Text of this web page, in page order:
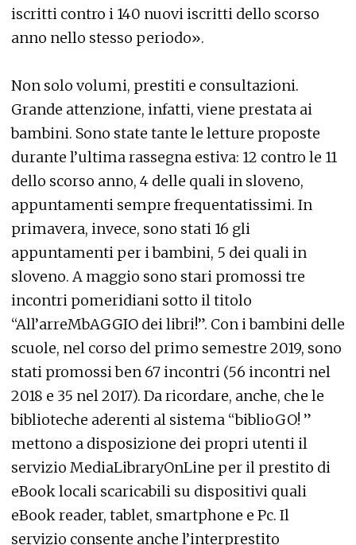
iscritti contro i 140 nuovi iscritti dello scorso
anno nello stesso periodo».
Non solo volumi, prestiti e consultazioni.
Grande attenzione, infatti, viene prestata ai
bambini. Sono state tante le letture proposte
durante l’ultima rassegna estiva: 12 contro le 11
dello scorso anno, 4 delle quali in sloveno,
appuntamenti sempre frequentatissimi. In
primavera, invece, sono stati 16 gli
appuntamenti per i bambini, 5 dei quali in
sloveno. A maggio sono stari promossi tre
incontri pomeridiani sotto il titolo
“All’arreMbAGGIO dei libri!”. Con i bambini delle
scuole, nel corso del primo semestre 2019, sono
stati promossi ben 67 incontri (56 incontri nel
2018 e 35 nel 2017). Da ricordare, anche, che le
biblioteche aderenti al sistema “biblioGO! ”
mettono a disposizione dei propri utenti il
servizio MediaLibraryOnLine per il prestito di
eBook locali scaricabili su dispositivi quali
eBook reader, tablet, smartphone e Pc. Il
servizio consente anche l’interprestito